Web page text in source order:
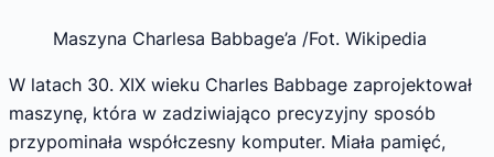
Maszyna Charlesa Babbage’a /Fot. Wikipedia
W latach 30. XIX wieku Charles Babbage zaprojektował
maszynę, która w zadziwiająco precyzyjny sposób
przypominała współczesny komputer. Miała pamięć,